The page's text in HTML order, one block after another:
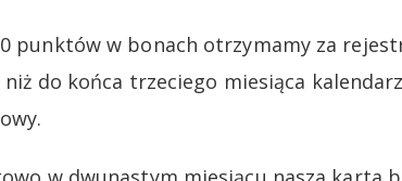
punktów w bonach otrzymamy za
niż do końca trzeciego miesiąca